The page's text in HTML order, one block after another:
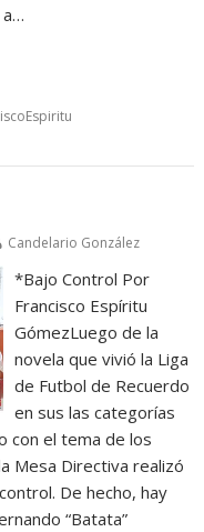
a…
Candelario González
*Bajo Control Por
Francisco Espíritu
GómezLuego de la
novela que vivió la Liga
de Futbol de Recuerdo
en sus las categorías
con el tema de los
Mesa Directiva realizó
De hecho, hay
“Batata”